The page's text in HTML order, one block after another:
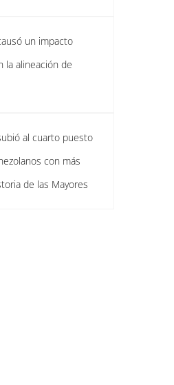
un impacto
la alineación de
al cuarto puesto
con más
de las Mayores